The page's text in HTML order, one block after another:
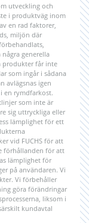
utveckling och
i produktväg inom
en rad faktorer,
miljön där
generella
produkter får inte
som ingår i sådana
avlägsnas igen
en rymdfarkost.
som inte är
sig uttryckliga eller
lämplighet för ett
vid FUCHS för att
förhållanden för att
lämplighet för
på användaren. Vi
Vi förbehåller
göra förändringar
liksom i
kundavtal